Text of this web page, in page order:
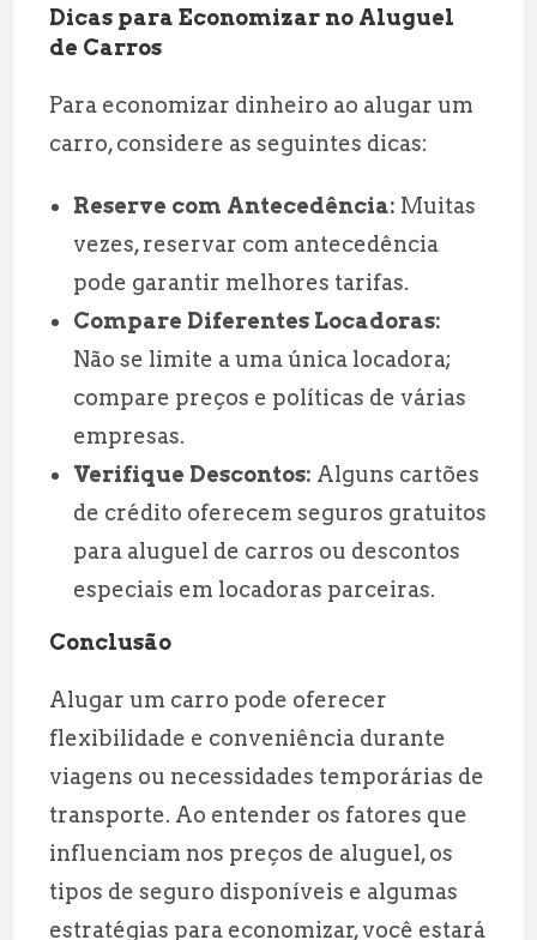
Dicas para Economizar no Aluguel
de Carros
Para economizar dinheiro ao alugar um
carro, considere as seguintes dicas:
Reserve com Antecedência: Muitas
vezes, reservar com antecedência
pode garantir melhores tarifas.
Compare Diferentes Locadoras:
Não se limite a uma única locadora;
compare preços e políticas de várias
empresas.
Verifique Descontos: Alguns cartões
de crédito oferecem seguros gratuitos
para aluguel de carros ou descontos
especiais em locadoras parceiras.
Conclusão
Alugar um carro pode oferecer
flexibilidade e conveniência durante
viagens ou necessidades temporárias de
transporte. Ao entender os fatores que
influenciam nos preços de aluguel, os
tipos de seguro disponíveis e algumas
estratégias para economizar, você estará